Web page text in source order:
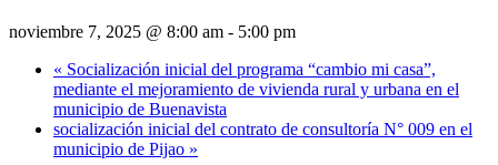
noviembre 7, 2025 @ 8:00 am - 5:00 pm
« Socialización inicial del programa “cambio mi casa”,
mediante el mejoramiento de vivienda rural y urbana en el
municipio de Buenavista
socialización inicial del contrato de consultoría N° 009 en el
municipio de Pijao »